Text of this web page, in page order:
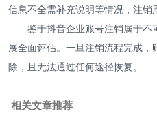
信息不全需补充说明等情况，注销
鉴于抖音企业账号注销属于
展全面评估。一旦注销流程完成
除，且无法通过任何途径恢复。
相关文章推荐